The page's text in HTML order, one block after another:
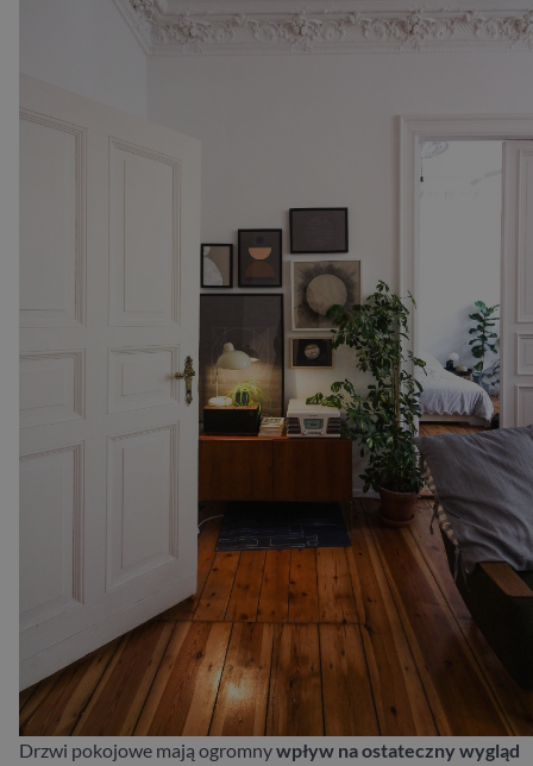
Drzwi pokojowe mają ogromnywpływ na ostateczny wygląd